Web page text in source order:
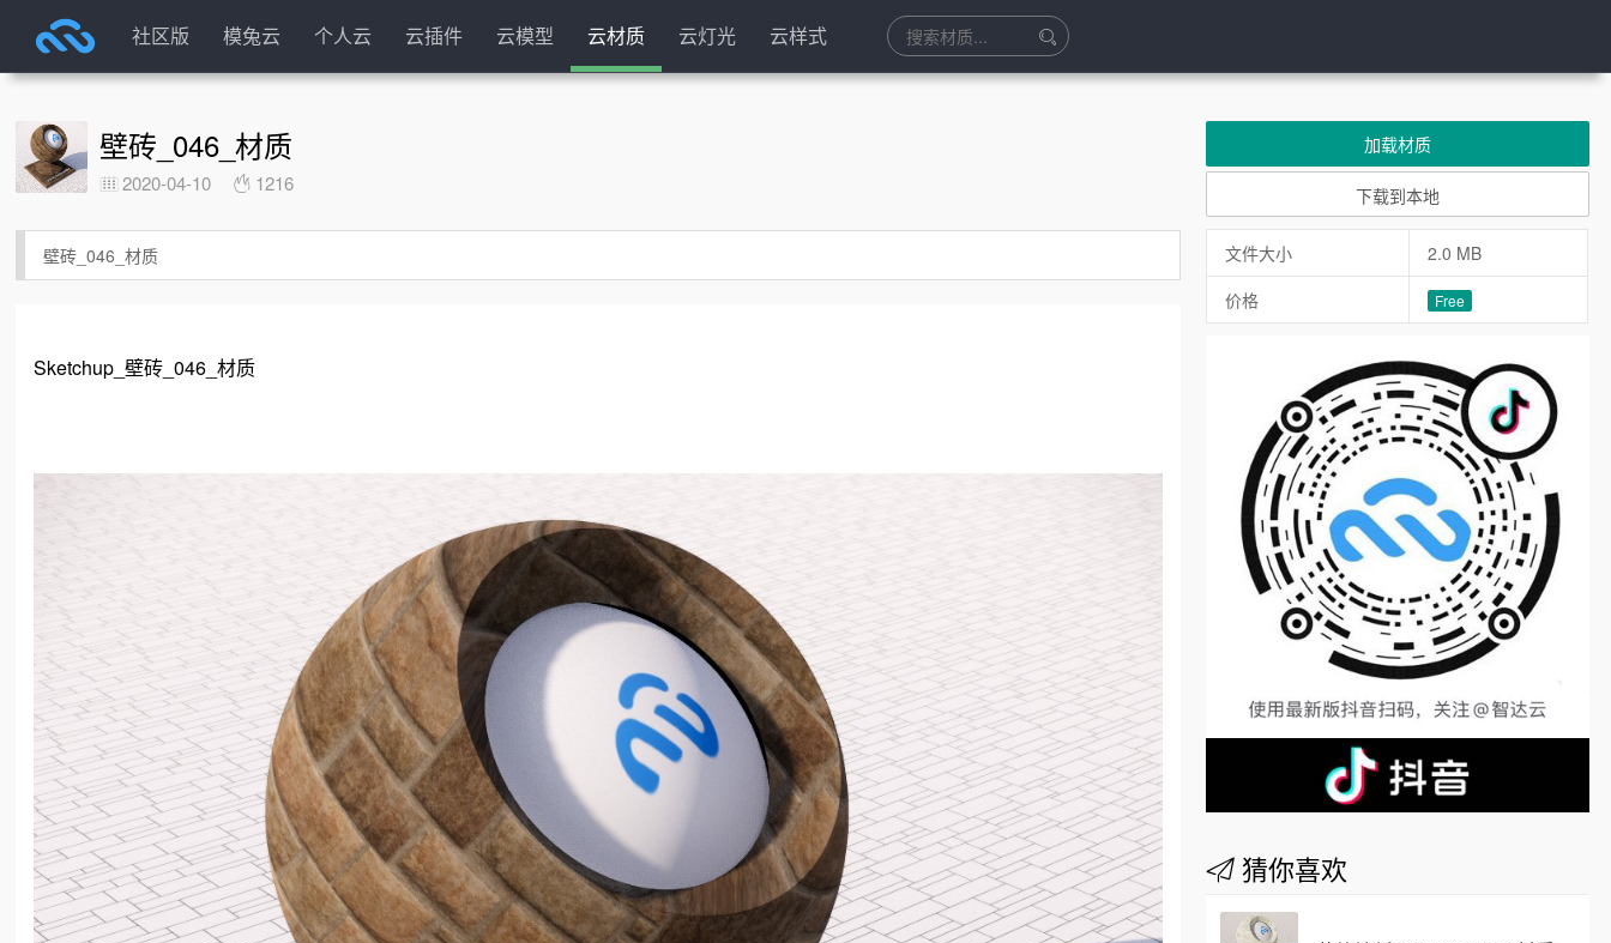
社区版 模兔云 个人云 云插件 云模型 云材质 云灯光 云样式
壁砖_046_材质
2020-04-10 1216
壁砖_046_材质
Sketchup_壁砖_046_材质
加载材质
下载到本地
文件大小
2.0 MB
价格
Free
猜你喜欢